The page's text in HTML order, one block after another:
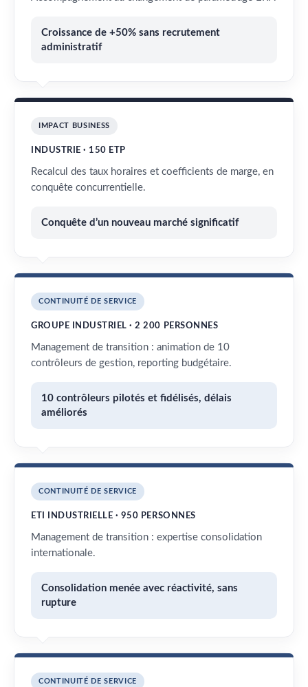
Croissance de +50% sans recrutement
administratif
IMPACT BUSINESS
INDUSTRIE · 150 ETP
Recalcul des taux horaires et coefficients de marge, en
conquête concurrentielle.
Conquête d’un nouveau marché significatif
CONTINUITÉ DE SERVICE
GROUPE INDUSTRIEL · 2 200 PERSONNES
Management de transition : animation de 10
contrôleurs de gestion, reporting budgétaire.
10 contrôleurs pilotés et fidélisés, délais
améliorés
CONTINUITÉ DE SERVICE
ETI INDUSTRIELLE · 950 PERSONNES
Management de transition : expertise consolidation
internationale.
Consolidation menée avec réactivité, sans
rupture
CONTINUITÉ DE SERVICE